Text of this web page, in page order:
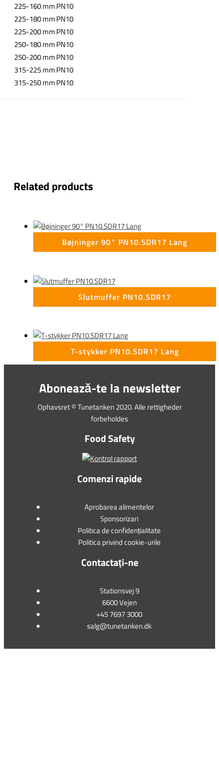
225-160 mmPN10
225-180 mmPN10
225-200 mmPN10
250-180 mmPN10
250-200 mmPN10
315-225 mmPN10
315-250 mmPN10
Related products
Bøjninger 90° PN10.SDR17 Lang
Slutmuffer PN10.SDR17
T-stykker PN10.SDR17 Lang
Abonează-te la newsletter
Ophavsret © Tunetanken 2020. Alle rettigheder
forbeholdes
Food Safety
Comenzi rapide
Aprobarea alimentelor
Sponsorizari
Politica de confidențialitate
Politica privind cookie-urile
Contactați-ne
Stationsvej 9
6600 Vejen
+45 7697 3000
salg@tunetanken.dk